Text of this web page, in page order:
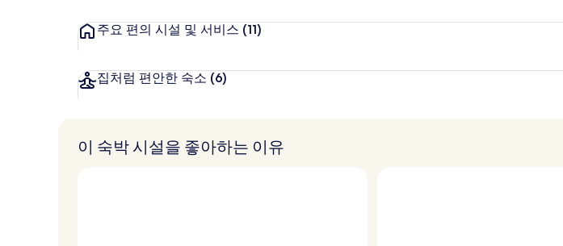
주요 편의 시설 및 서비스 (11)
집처럼 편안한 숙소 (6)
이 숙박 시설을 좋아하는 이유